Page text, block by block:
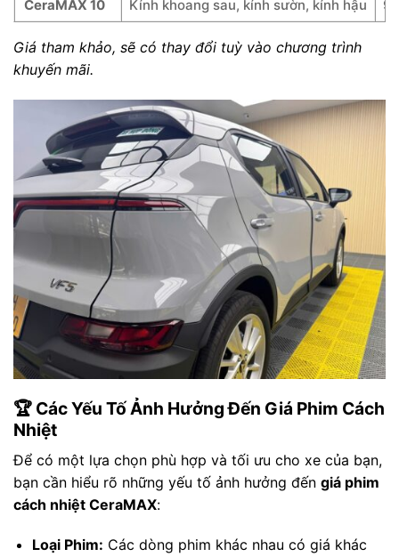
CeraMAX 10
Kính khoang sau, kính sườn, kính hậu
Giá tham khảo, sẽ có thay đổi tuỳ vào chương trình
khuyến mãi.
🏆 Các Yếu Tố Ảnh Hưởng Đến Giá Phim Cách
Nhiệt
Để có một lựa chọn phù hợp và tối ưu cho xe của bạn,
bạn cần hiểu rõ những yếu tố ảnh hưởng đến giá phim
cách nhiệt CeraMAX:
Loại Phim: Các dòng phim khác nhau có giá khác